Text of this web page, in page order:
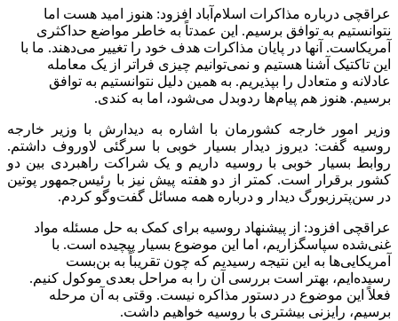
عراقچی درباره مذاکرات اسلام‌آباد افزود: هنوز امید هست اما
نتوانستیم به توافق برسیم. این عمدتاً به خاطر مواضع حداکثری
آمریکاست. آنها در پایان مذاکرات هدف خود را تغییر می‌دهند. ما با
این تاکتیک آشنا هستیم و نمی‌توانیم چیزی فراتر از یک معامله
عادلانه و متعادل را بپذیریم. به همین دلیل نتوانستیم به توافق
برسیم. هنوز هم پیام‌ها ردوبدل می‌شود، اما به کندی.
وزیر امور خارجه کشورمان با اشاره به دیدارش با وزیر خارجه
روسیه گفت: دیروز دیدار بسیار خوبی با سرگئی لاوروف داشتم.
روابط بسیار خوبی با روسیه داریم و یک شراکت راهبردی بین دو
کشور برقرار است. کمتر از دو هفته پیش نیز با رئیس‌جمهور پوتین
در سن‌پترزبورگ دیدار و درباره همه مسائل گفت‌وگو کردم.
عراقچی افزود: از پیشنهاد روسیه برای کمک به حل مسئله مواد
غنی‌شده سپاسگزاریم، اما این موضوع بسیار پیچیده است. با
آمریکایی‌ها به این نتیجه رسیدیم که چون تقریباً به بن‌بست
رسیده‌ایم، بهتر است بررسی آن را به مراحل بعدی موکول کنیم.
فعلاً این موضوع در دستور مذاکره نیست. وقتی به آن مرحله
برسیم، رایزنی بیشتری با روسیه خواهیم داشت.